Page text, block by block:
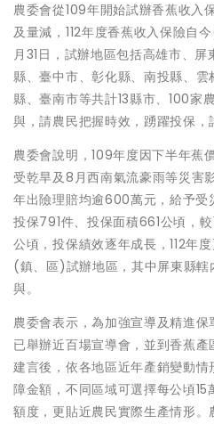
農委會從109年開始試辦香蕉收入
及量減，112年度香蕉收入保險自
月31日，試辦地區包括高雄市、
縣、臺中市、彰化縣、南投縣、
縣、臺南市等共計13縣市、100家
與，請農民把握時效，踴躍投保，
農委會說明，109年度因下半年蕉
受乾旱及8月西南氣流豪雨等災害
年出險理賠均逾600萬元，給予受
投保791件、投保面積661公頃，
公頃，投保績效逐年成長，112年
(鎮、區)試辦地區，其中屏東縣
與。
農委會表示，為加強宣導及精進
已舉辦近百場宣導會，並到香蕉
建言後，依各地區近年產銷變動
障金額，不同區域可選擇每公頃
額度，更貼近農民實際生產情形